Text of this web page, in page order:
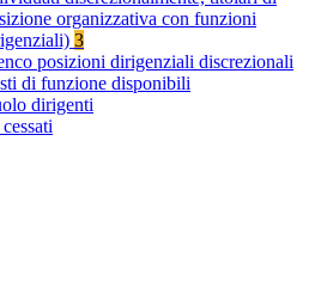
organizzativa con funzioni
3
posizioni dirigenziali discrezionali
di funzione disponibili
dirigenti